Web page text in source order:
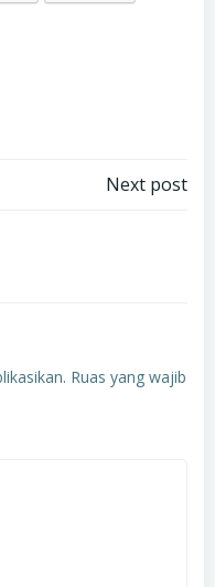
Next post
Ruas yang wajib